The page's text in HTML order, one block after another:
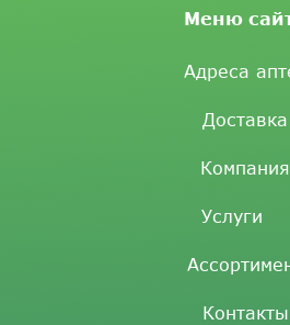
Меню
Адреса
Доставка
Компания
Услуги
Контакты